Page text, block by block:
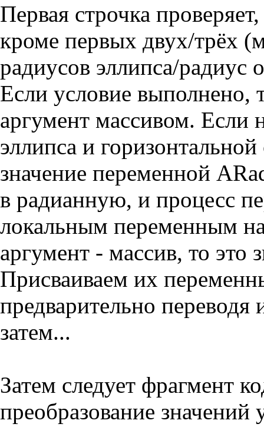
Первая строчка
кроме первых двух/трёх
радиусов эллипса/
Если условие выполнено,
аргумент массивом. Если
эллипса и
значение переменной
в радианную, и процесс
локальным переменным
аргумент - массив, то это
Присваиваем их
предварительно
затем...
Затем следует фрагмент
преобразование значений